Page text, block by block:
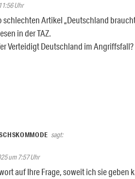
Uhr
schlechten Artikel „Deutschland
in der TAZ.
Verteidigt Deutschland im Angriffsfall?
sagt:
um 7:57 Uhr
auf Ihre Frage, soweit ich sie geben